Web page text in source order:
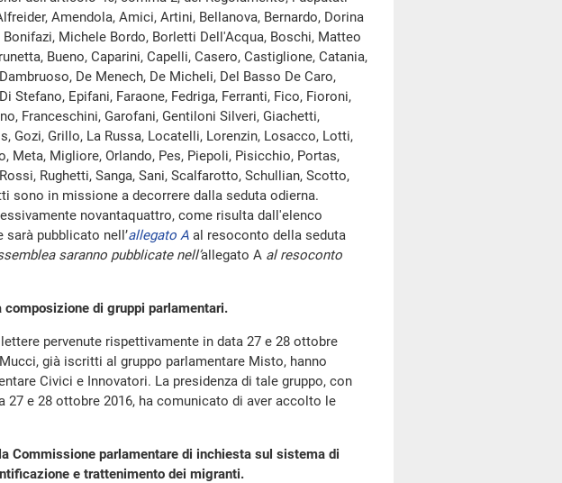
Amendola, Amici, Artini, Bellanova, Bernardo, Dorina
Michele Bordo, Borletti Dell'Acqua, Boschi, Matteo
Bueno, Caparini, Capelli, Casero, Castiglione, Catania,
De Menech, De Micheli, Del Basso De Caro,
Stefano, Epifani, Faraone, Fedriga, Ferranti, Fico, Fioroni,
Franceschini, Garofani, Gentiloni Silveri, Giachetti,
Gozi, Grillo, La Russa, Locatelli, Lorenzin, Losacco, Lotti,
Meta, Migliore, Orlando, Pes, Piepoli, Pisicchio, Portas,
Rughetti, Sanga, Sani, Scalfarotto, Schullian, Scotto,
sono in missione a decorrere dalla seduta odierna.
novantaquattro, come risulta dall'elenco
pubblicato nell’allegato A al resoconto della seduta
saranno pubblicate nell’allegato A al resoconto
composizione di gruppi parlamentari.
pervenute rispettivamente in data 27 e 28 ottobre
già iscritti al gruppo parlamentare Misto, hanno
Civici e Innovatori. La presidenza di tale gruppo, con
e 28 ottobre 2016, ha comunicato di aver accolto le
Commissione parlamentare di inchiesta sul sistema di
e trattenimento dei migranti.